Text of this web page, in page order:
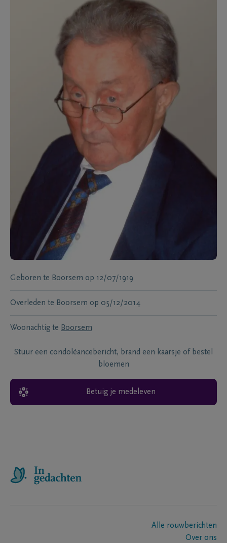
Geboren te Boorsem op 12/07/1919
Overleden te Boorsem op 05/12/2014
Woonachtig te Boorsem
Stuur een condoléancebericht, brand een kaarsje of bestel
bloemen
Betuig je medeleven
Alle rouwberichten
Over ons